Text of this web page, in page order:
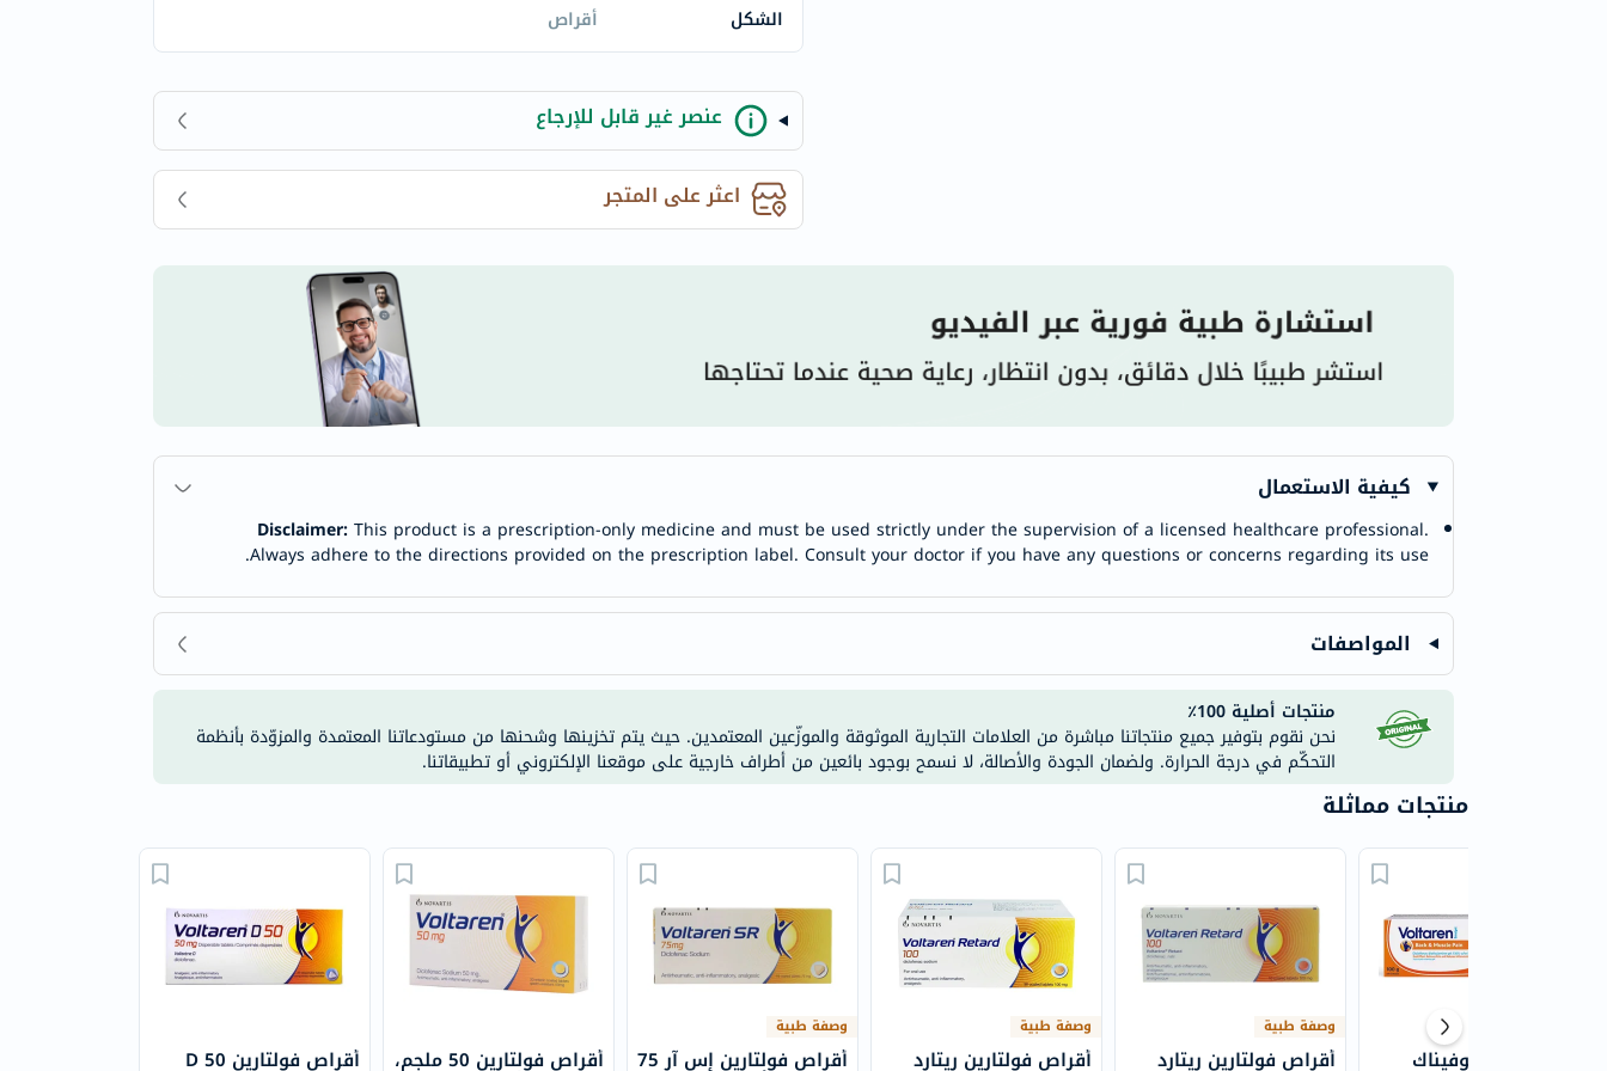
accu-
activise
acuvue
annemarie-
borlind
webber-
cetaphil
CHalpha
dralthea
celimax
anua
neocell
uriage
paleo
egoqv
olaplex
cosrx
vitalproteins
optibac
fino
الشكل أقراص
عنصر غير قابل للإرجاع
اعثر على المتجر
كيفية الاستعمال
Disclaimer:This product is a prescription-only medicine and must be used strictly under the supervision of a licensed healthcare professional.
Always adhere to the directions provided on the prescription label. Consult your doctor if you have any questions or concerns regarding its use.
المواصفات
منتجات أصلية 100٪
نحن نقوم بتوفير جميع منتجاتنا مباشرة من العلامات التجارية الموثوقة والموزّعين المعتمدين. حيث يتم تخزينها وشحنها من مستودعاتنا المعتمدة والمزوّدة بأنظمة
التحكّم في درجة الحرارة. ولضمان الجودة والأصالة، لا نسمح بوجود بائعين من أطراف خارجية على موقعنا الإلكتروني أو تطبيقاتنا.
منتجات مماثلة
أقراص فولتارين D 50 أقراص فولتارين 50 ملجم،
وصفة طبية
أقراص فولتارين إس آر 75
وصفة طبية
أقراص فولتارين ريتارد
وصفة طبية
أقراص فولتارين ريتارد فولتارين ديكلوفيناك